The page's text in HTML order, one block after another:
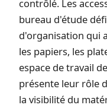
contrôlé. Les
bureau d'étude
d'organisation qui
les papiers, les
espace de travail
présente leur rôle
la visibilité du